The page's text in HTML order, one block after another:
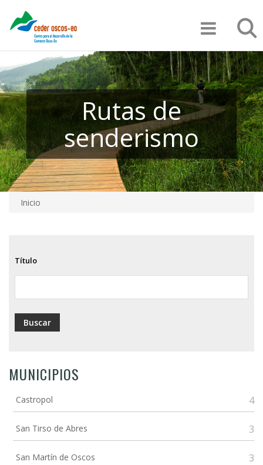
contenido
Rutas de
senderismo
de
ayuda
a
la
Inicio
Título
MUNICIPIOS
Castropol 4
San Tirso de Abres 3
San Martín de Oscos 3